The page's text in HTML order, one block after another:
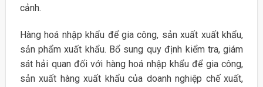
cảnh.
Hàng hoá nhập khẩu để gia công, sản xuất xuất khẩu,
sản phẩm xuất khẩu. Bổ sung quy định kiểm tra, giám
sát hải quan đối với hàng hoá nhập khẩu để gia công,
sản xuất hàng xuất khẩu của doanh nghiệp chế xuất,